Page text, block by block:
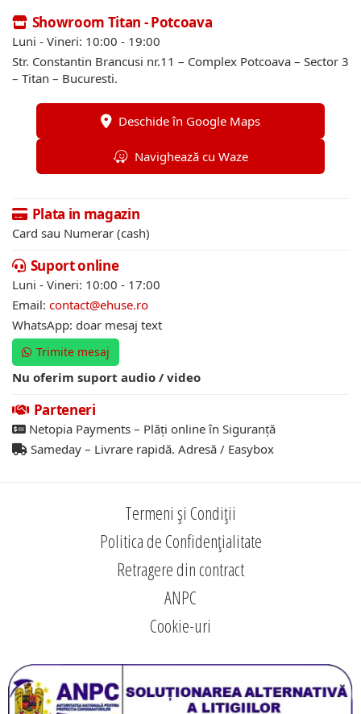
Showroom Titan - Potcoava
Luni - Vineri: 10:00 - 19:00
Str. Constantin Brancusi nr.11 – Complex Potcoava – Sector 3
– Titan – Bucuresti.
Deschide în Google Maps
Navighează cu Waze
Plata in magazin
Card sau Numerar (cash)
Suport online
Luni - Vineri: 10:00 - 17:00
Email: contact@ehuse.ro
WhatsApp: doar mesaj text
Trimite mesaj
Nu oferim suport audio / video
Parteneri
Netopia Payments – Plăți online în Siguranță
Sameday – Livrare rapidă. Adresă / Easybox
Termeni și Condiții
Politica de Confidențialitate
Retragere din contract
ANPC
Cookie-uri